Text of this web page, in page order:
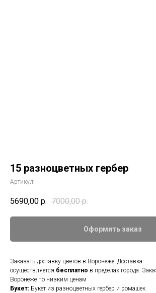
15 разноцветных гербер
Артикул:
5690,00 р. 7000,00 р.
Оформить заказ
Заказать доставку цветов в Воронеже. Доставка
осуществляется бесплатно в пределах города.
Воронеже по низким ценам
Букет: Букет из разноцветных гербер и ромашек